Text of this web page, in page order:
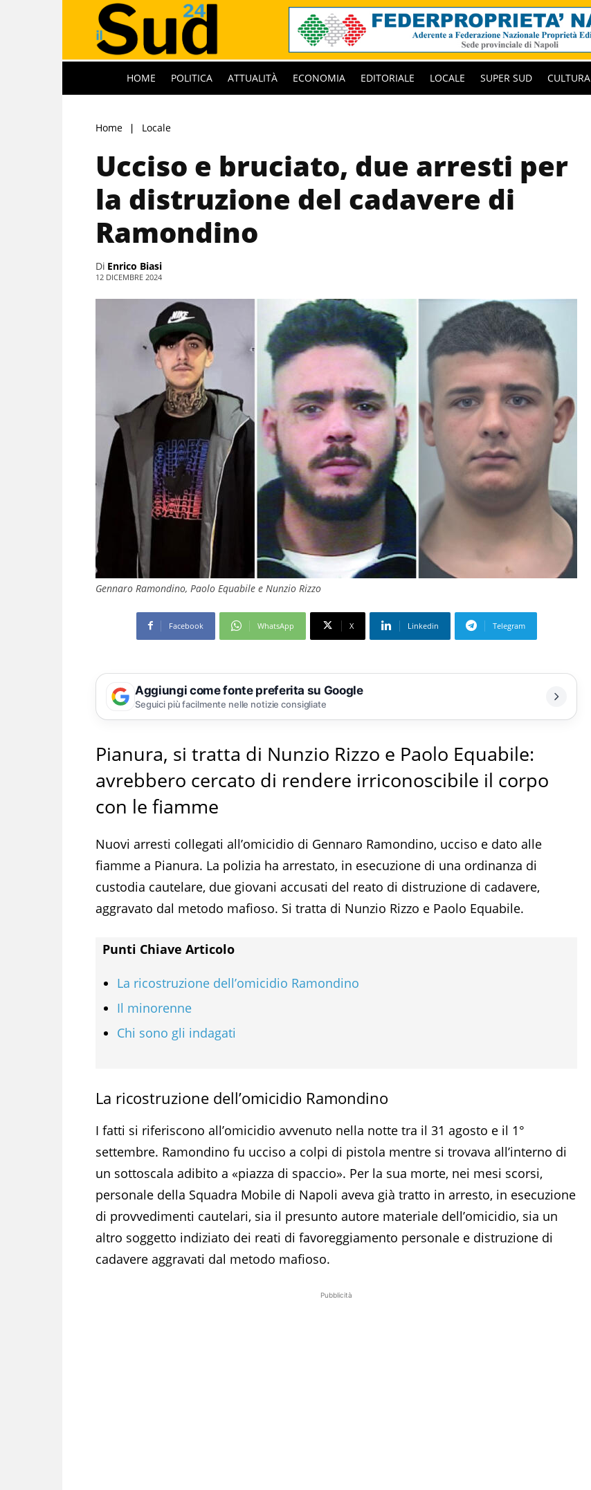
HOME POLITICA ATTUALITÀ ECONOMIA EDITORIALE LOCALE SUPER SUD CULTURA
Home Locale
Ucciso e bruciato, due arresti per
la distruzione del cadavere di
Ramondino
Di Enrico Biasi
12 DICEMBRE 2024
Gennaro Ramondino, Paolo Equabile e Nunzio Rizzo
Facebook WhatsApp X Linkedin Telegram
Aggiungi come fonte preferita su Google
Seguici più facilmente nelle notizie consigliate
Pianura, si tratta di Nunzio Rizzo e Paolo Equabile:
avrebbero cercato di rendere irriconoscibile il corpo
con le fiamme
Nuovi arresti collegati all’omicidio di Gennaro Ramondino, ucciso e dato alle
fiamme a Pianura. La polizia ha arrestato, in esecuzione di una ordinanza di
custodia cautelare, due giovani accusati del reato di distruzione di cadavere,
aggravato dal metodo mafioso. Si tratta di Nunzio Rizzo e Paolo Equabile.
Punti Chiave Articolo
La ricostruzione dell’omicidio Ramondino
Il minorenne
Chi sono gli indagati
La ricostruzione dell’omicidio Ramondino
I fatti si riferiscono all’omicidio avvenuto nella notte tra il 31 agosto e il 1°
settembre. Ramondino fu ucciso a colpi di pistola mentre si trovava all’interno di
un sottoscala adibito a «piazza di spaccio». Per la sua morte, nei mesi scorsi,
personale della Squadra Mobile di Napoli aveva già tratto in arresto, in esecuzione
di provvedimenti cautelari, sia il presunto autore materiale dell’omicidio, sia un
altro soggetto indiziato dei reati di favoreggiamento personale e distruzione di
cadavere aggravati dal metodo mafioso.
Pubblicità